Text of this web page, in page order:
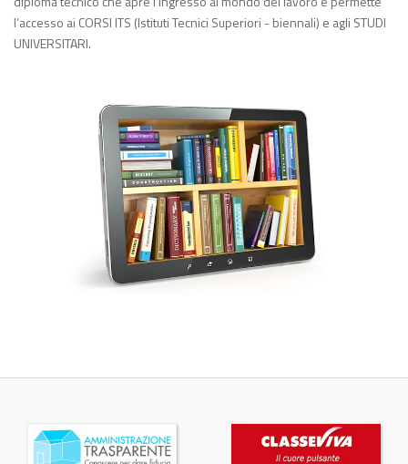
l’accesso ai CORSI ITS (Istituti Tecnici Superiori - biennali) e agli STUDI
UNIVERSITARI.